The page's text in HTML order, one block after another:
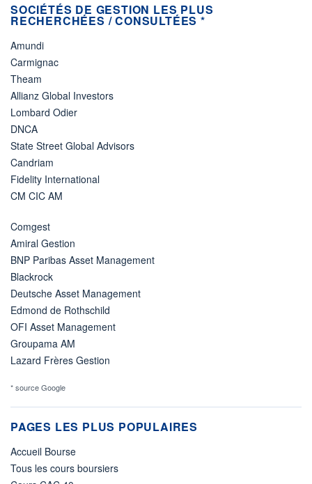
SOCIÉTÉS DE GESTION LES PLUS
RECHERCHÉES / CONSULTÉES *
Amundi
Carmignac
Theam
Allianz Global Investors
Lombard Odier
DNCA
State Street Global Advisors
Candriam
Fidelity International
CM CIC AM
Comgest
Amiral Gestion
BNP Paribas Asset Management
Blackrock
Deutsche Asset Management
Edmond de Rothschild
OFI Asset Management
Groupama AM
Lazard Frères Gestion
* source Google
PAGES LES PLUS POPULAIRES
Accueil Bourse
Tous les cours boursiers